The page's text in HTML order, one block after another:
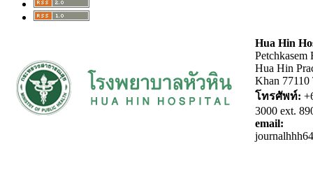
Hua Hin
Hua Hin
Khan 77110
โทรศัพท์:
3000 ext.
email: